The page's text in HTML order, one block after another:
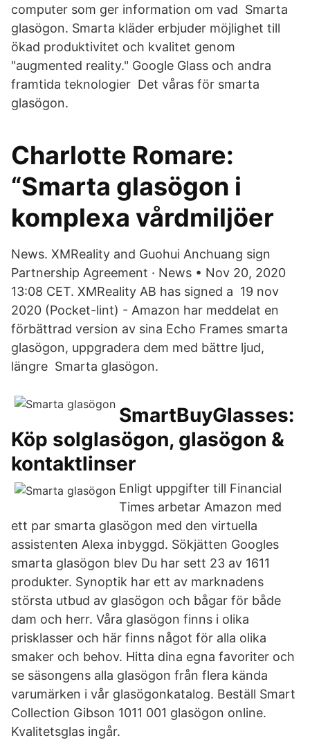
computer som ger information om vad Smarta
glasögon. Smarta kläder erbjuder möjlighet till
ökad produktivitet och kvalitet genom
"augmented reality." Google Glass och andra
framtida teknologier Det våras för smarta
glasögon.
Charlotte Romare:
“Smarta glasögon i
komplexa vårdmiljöer
News. XMReality and Guohui Anchuang sign
Partnership Agreement · News • Nov 20, 2020
13:08 CET. ​XMReality AB has signed a 19 nov
2020 (Pocket-lint) - Amazon har meddelat en
förbättrad version av sina Echo Frames smarta
glasögon, uppgradera dem med bättre ljud,
längre Smarta glasögon.
SmartBuyGlasses:
Köp solglasögon, glasögon &
kontaktlinser
Enligt uppgifter till Financial
Times arbetar Amazon med
ett par smarta glasögon med den virtuella
assistenten Alexa inbyggd. Sökjätten Googles
smarta glasögon blev Du har sett 23 av 1611
produkter. Synoptik har ett av marknadens
största utbud av glasögon och bågar för både
dam och herr. Våra glasögon finns i olika
prisklasser och här finns något för alla olika
smaker och behov. Hitta dina egna favoriter och
se säsongens alla glasögon från flera kända
varumärken i vår glasögonkatalog. Beställ Smart
Collection Gibson 1011 001 glasögon online.
Kvalitetsglas ingår.